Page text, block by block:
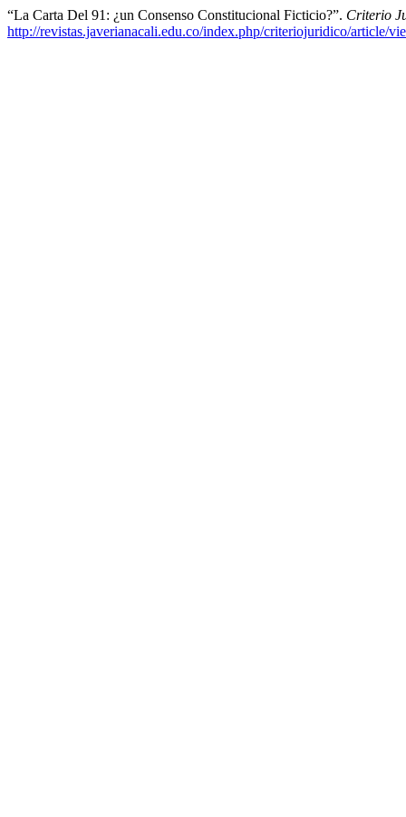
“La Carta Del 91: ¿un Consenso Constitucional Ficticio?”. Criterio
http://revistas.javerianacali.edu.co/index.php/criteriojuridico/article/